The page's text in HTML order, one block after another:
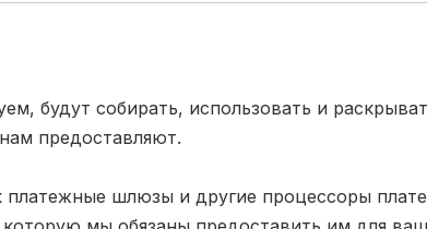
будут собирать, использовать и
предоставляют.
платежные шлюзы и другие процессоры